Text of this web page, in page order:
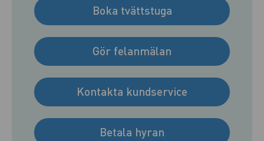
Boka tvättstuga
Gör felanmälan
Kontakta kundservice
Betala hyran